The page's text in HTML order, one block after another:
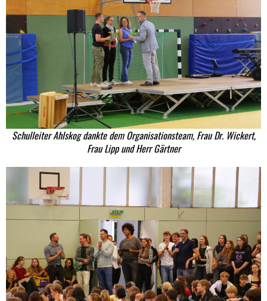
Schulleiter Ahlskog dankte dem Organisationsteam, Frau Dr. Wickert,
Frau Lipp und Herr Gärtner